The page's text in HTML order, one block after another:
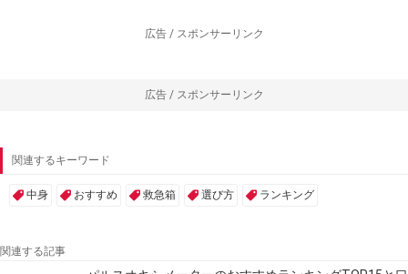
広告 / スポンサーリンク
広告 / スポンサーリンク
関連するキーワード
中身 おすすめ 救急箱 選び方 ランキング
関連する記事